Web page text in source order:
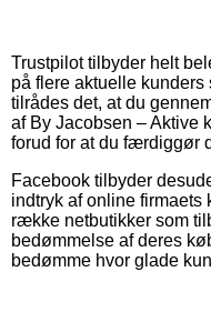
Trustpilot tilbyder helt
på flere aktuelle
tilrådes det, at du
af By Jacobsen – Aktive
forud for at du færdiggør
Facebook tilbyder
indtryk af online firmaets
række netbutikker som
bedømmelse af deres
bedømme hvor glade